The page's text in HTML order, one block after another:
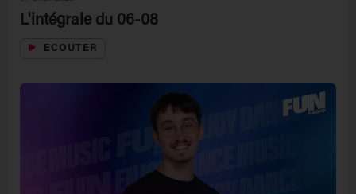
L'intégrale du 06-08
ECOUTER